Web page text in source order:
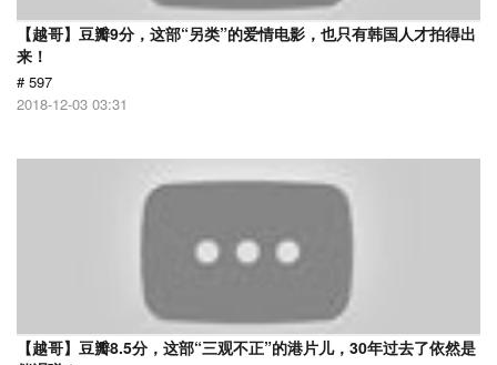
【越哥】豆瓣9分，这部“另类”的爱情电影，也只有韩国人才拍得出
来！
# 597
2018-12-03 03:31
【越哥】豆瓣8.5分，这部“三观不正”的港片儿，30年过去了依然是